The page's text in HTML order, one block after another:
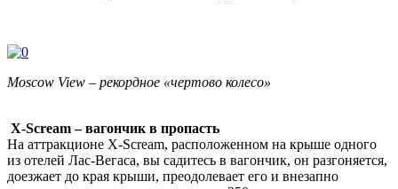
Moscow View – рекордное «чертово колесо»
X-Scream – вагончик в пропасть
На аттракционе X-Scream, расположенном на крыше одного
из отелей Лас-Вегаса, вы садитесь в вагончик, он разгоняется,
доезжает до края крыши, преодолевает его и внезапно